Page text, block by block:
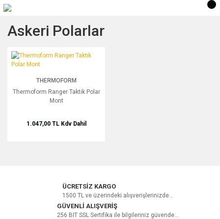
Askeri Polarlar
Thermoform Ranger Taktik Polar Mont
THERMOFORM
Thermoform Ranger Taktik Polar
Mont
1.047,00 TL Kdv Dahil
ÜCRETSİZ KARGO
1500 TL ve üzerindeki alışverişlerinizde...
GÜVENLİ ALIŞVERİŞ
256 BIT SSL Sertifika ile bilgileriniz güvende...